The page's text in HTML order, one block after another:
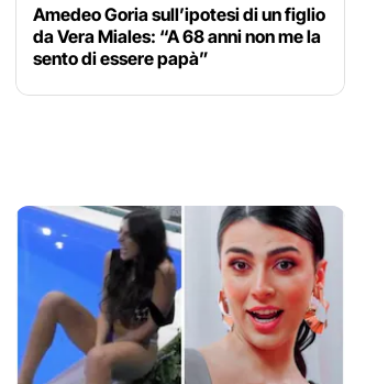
Amedeo Goria sull’ipotesi di un figlio
da Vera Miales: “A 68 anni non me la
sento di essere papà”